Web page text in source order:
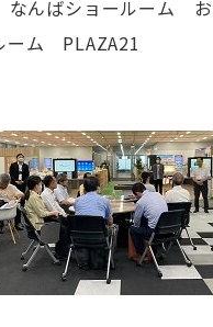
ばショールーム お
PLAZA21